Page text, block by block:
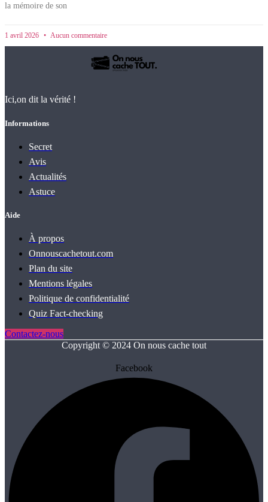
la mémoire de son
1 avril 2026 Aucun commentaire
Ici,on dit la vérité !
Informations
Secret
Avis
Actualités
Astuce
Aide
À propos
Onnouscachetout.com
Plan du site
Mentions légales
Politique de confidentialité
Quiz Fact‑checking
Contactez-nous
Copyright © 2024 On nous cache tout
Facebook